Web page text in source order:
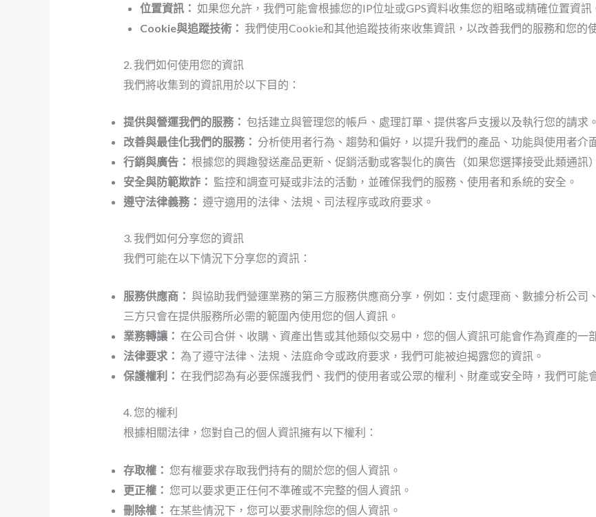
位置資訊： 如果您允許，我們可能會根據您的IP位址或GPS資料收集您的粗略或精確位置資訊
Cookie與追蹤技術： 我們使用Cookie和其他追蹤技術來收集資訊，以改善我們的服務和您的
2. 我們如何使用您的資訊
我們將收集到的資訊用於以下目的：
提供與營運我們的服務： 包括建立與管理您的帳戶、處理訂單、提供客戶支援以及執行您的請求。
改善與最佳化我們的服務： 分析使用者行為、趨勢和偏好，以提升我們的產品、功能與使用者介
行銷與廣告： 根據您的興趣發送產品更新、促銷活動或客製化的廣告（如果您選擇接受此類通訊
安全與防範欺詐： 監控和調查可疑或非法的活動，並確保我們的服務、使用者和系統的安全。
遵守法律義務： 遵守適用的法律、法規、司法程序或政府要求。
3. 我們如何分享您的資訊
我們可能在以下情況下分享您的資訊：
服務供應商： 與協助我們營運業務的第三方服務供應商分享，例如：支付處理商、數據分析公司
三方只會在提供服務所必需的範圍內使用您的個人資訊。
業務轉讓： 在公司合併、收購、資產出售或其他類似交易中，您的個人資訊可能會作為資產的一
法律要求： 為了遵守法律、法規、法庭命令或政府要求，我們可能被迫揭露您的資訊。
保護權利： 在我們認為有必要保護我們、我們的使用者或公眾的權利、財產或安全時，我們可能
4. 您的權利
根據相關法律，您對自己的個人資訊擁有以下權利：
存取權： 您有權要求存取我們持有的關於您的個人資訊。
更正權： 您可以要求更正任何不準確或不完整的個人資訊。
刪除權： 在某些情況下，您可以要求刪除您的個人資訊。